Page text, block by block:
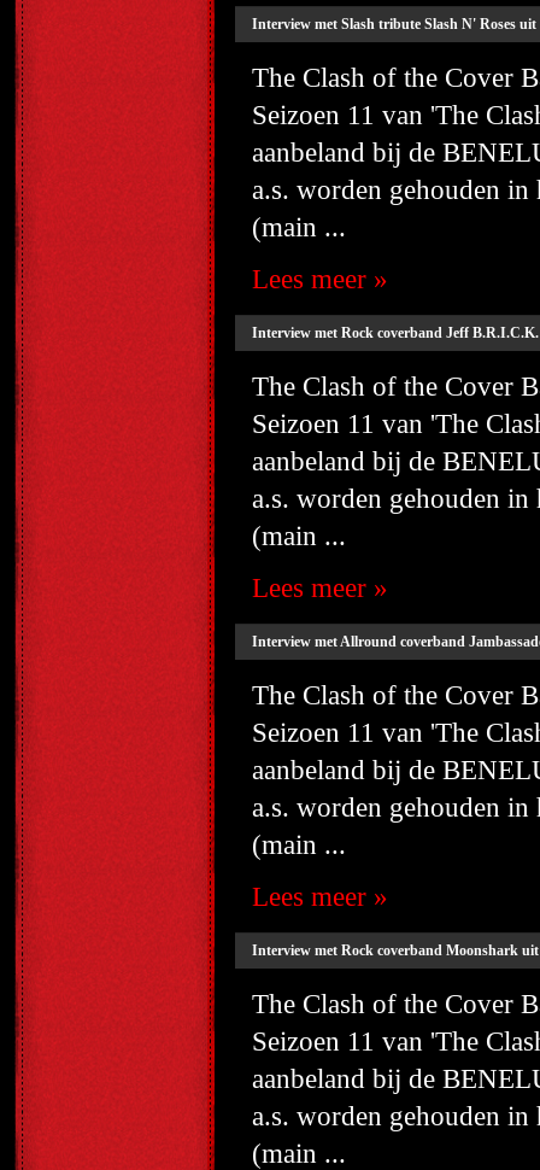
Interview met Slash tribute Slash N' Roses uit
The Clash of the Cover
Seizoen 11 van 'The
aanbeland bij de
a.s. worden gehouden
(main ...
Lees meer »
Interview met Rock coverband Jeff
The Clash of the Cover
Seizoen 11 van 'The
aanbeland bij de
a.s. worden gehouden
(main ...
Lees meer »
Interview met Allround coverband
The Clash of the Cover
Seizoen 11 van 'The
aanbeland bij de
a.s. worden gehouden
(main ...
Lees meer »
Interview met Rock coverband Moonshark uit
The Clash of the Cover
Seizoen 11 van 'The
aanbeland bij de
a.s. worden gehouden
(main ...